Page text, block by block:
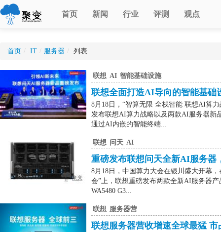
首页 新闻 行业 评测 观点
首页 / IT / 服务器 / 列表
联想 AI 智能基础设施
联想全面打造AI导向的智能基础
8月18日，“智算无限 全栈智能 联想AI算
发布联想AI算力战略以及两款AI服务器新
通过AI内嵌的智能终端...
联想 问天 AI
重磅发布联想问天全新AI服务器
8月18日，中国算力大会在银川盛大开幕
会”上，联想重磅发布两款全新AI服务器
WA5480 G3...
联想 服务器营
联想服务器营收增速全球最猛